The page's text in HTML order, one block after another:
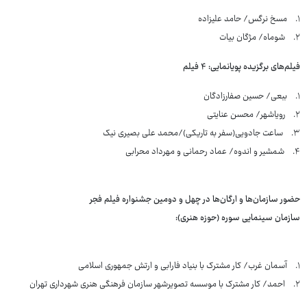
۱. مسخ نرگس/ حامد علیزاده
۲. شوماه/ مژگان بیات
فیلم‌های برگزیده پویانمایی: ۴ فیلم
۱. ببعی/ حسین صفارزادگان
۲. رویاشهر/ محسن عنایتی
۳. ساعت جادویی(سفر به تاریکی)/محمد علی بصیری نیک
۴. شمشیر و اندوه/ عماد رحمانی و مهرداد محرابی
حضور سازمان‌ها و ارگان‌ها در چهل و دومین جشنواره فیلم فجر
سازمان سینمایی سوره (حوزه هنری):
۱. آسمان غرب/ کار مشترک با بنیاد فارابی و ارتش جمهوری اسلامی
۲. احمد/ کار مشترک با موسسه تصویرشهر سازمان فرهنگی هنری شهرداری تهران